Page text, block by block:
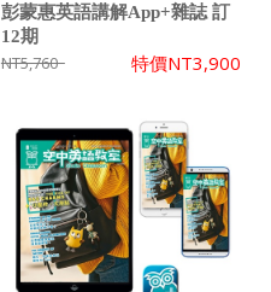
彭蒙惠英語講解App+雜誌 訂
12期
NT5,760 特價NT3,900